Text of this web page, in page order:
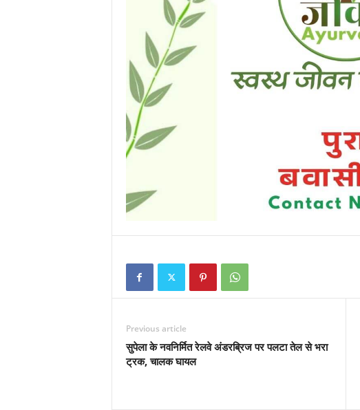
Previous article
सुपेला के नवनिर्मित रेलवे अंडरब्रिज पर पलटा तेल से भरा
ट्रक, चालक घायल